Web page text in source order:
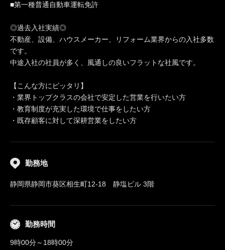
■第一種普通自動車運転免許
◎過去入社実績◎
不動産、設備、ハウスメーカー、リフォーム業界からの入社多数
です。
中途入社の社員が多く、風通しの良いフラットな社風です。
【こんな方にピッタリ】
・業界トップクラスの会社で安定した営業を行いたい方
・教育制度が充実した環境で仕事をしたい方
・既存顧客に対して深耕営業をしたい方
勤務地
静岡県静岡市葵区相生町12-18 静塩ビル 3階
勤務時間
9時00分～18時00分